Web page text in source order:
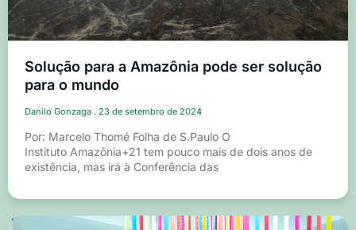
Solução para a Amazônia pode ser solução
para o mundo
Danilo Gonzaga 23 de setembro de 2024
Por: Marcelo Thomé Folha de S.Paulo O
Instituto Amazônia+21 tem pouco mais de dois anos de
existência, mas irá à Conferência das